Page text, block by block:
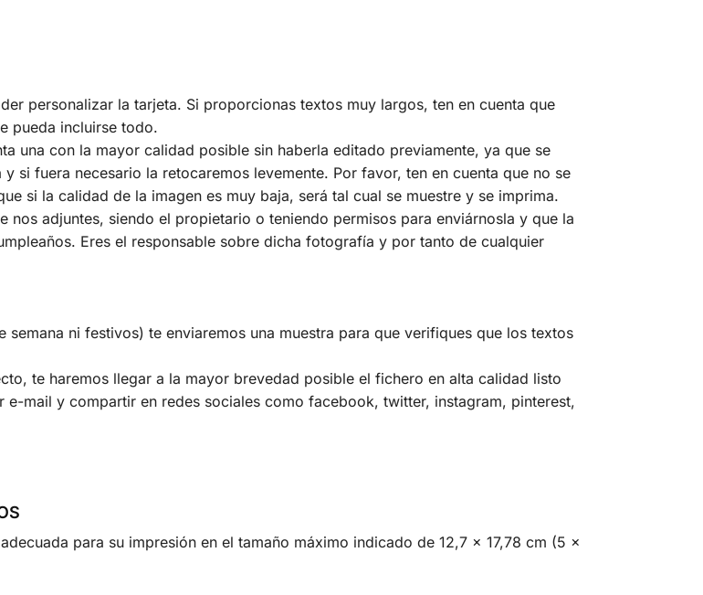
personalizar la tarjeta. Si proporcionas textos muy largos, ten en cuenta que
pueda incluirse todo.
una con la mayor calidad posible sin haberla editado previamente, ya que se
si fuera necesario la retocaremos levemente. Por favor, ten en cuenta que no se
si la calidad de la imagen es muy baja, será tal cual se muestre y se imprima.
adjuntes, siendo el propietario o teniendo permisos para enviárnosla y que la
Eres el responsable sobre dicha fotografía y por tanto de cualquier
ni festivos) te enviaremos una muestra para que verifiques que los textos
te haremos llegar a la mayor brevedad posible el fichero en alta calidad listo
mail y compartir en redes sociales como facebook, twitter, instagram, pinterest,
para su impresión en el tamaño máximo indicado de 12,7 x 17,78 cm (5 x